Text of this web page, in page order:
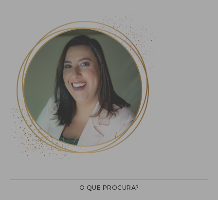
O QUE PROCURA?